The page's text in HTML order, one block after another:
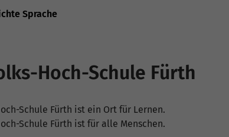
Sprache
Hoch-Schule Fürth
Schule Fürth ist ein Ort für Lernen.
Schule Fürth ist für alle Menschen.